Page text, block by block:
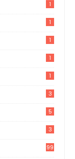
1
1
1
1
1
3
5
3
99